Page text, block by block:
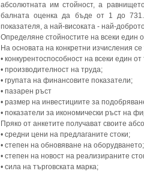
абсолютната им стойност, а
балната оценка да бъде от 1 до
показателя, а най-високата - най-
Определяне стойностите на всеки един
На основата на конкретни изчисления
• конкурентоспособност на всеки един
• производителност на труда;
• групата на финансовите показатели;
• пазарен ръст
• размер на инвестициите за
• показатели за икономически ръст на
Пряко от анкетите получават своите
• средни цени на предлаганите стоки;
• степен на обновяване на оборудването;
• степен на новост на реализираните
• сила на търговската марка;